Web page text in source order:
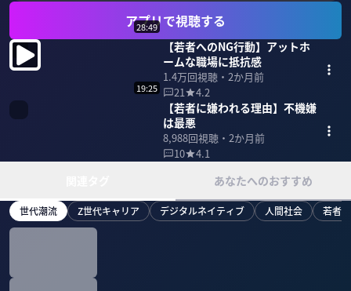
アプリで視聴する
28:49
【若者へのNG行動】アットホ
ームな職場に抵抗感
1.4万回視聴・ 2か月前
21
4.2
19:25
【若者に嫌われる理由】不機嫌
は最悪
8,988回視聴・ 2か月前
10
4.1
あなたへのおすすめ
世代潮流 Z世代キャリア デジタルネイティブ 人間社会 若者